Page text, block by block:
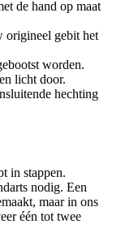
de hand op maat
origineel gebit het
worden.
licht door.
hechting
in stappen.
nodig. Een
maar in ons
één tot twee